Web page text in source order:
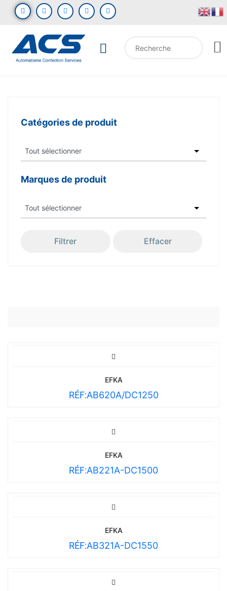
EFKA
RÉF:AB620A/DC1250
EFKA
RÉF:AB221A-DC1500
EFKA
RÉF:AB321A-DC1550
Catégories de produit
Marques de produit
Filtrer Effacer